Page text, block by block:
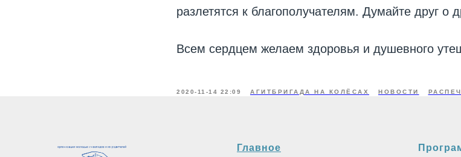
разлетятся к благополучателям. Думайте друг о
Всем сердцем желаем здоровья и душевного
2020-11-14 22:09 АГИТБРИГАДА НА КОЛЁСАХ НОВОСТИ
Главное